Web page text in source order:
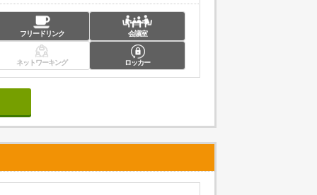
フリードリンク 会議室
ネットワーキング ロッカー